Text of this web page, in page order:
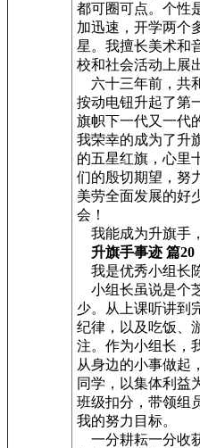
都可圈可点。个性
加迅速，开学两个
星。我擅长美术和
校和社会活动上展
六十三年前，共
按动电钮升起了第
旗帜下一代又一代
我荣幸的成为了升
的五星红旗，心里
们的殷切期望，努
美劳全面发展的好
会！
我能成为升旗手
升旗手事迹 篇20
我是优秀小组长
小组长虽说是个
少。从上课听讲到
纪律，以及吃饭、
注。作为小组长，
从身边的小事做起
同学，以集体利益
班级扣分，带领组
我的努力目标。
一分耕耘一分收